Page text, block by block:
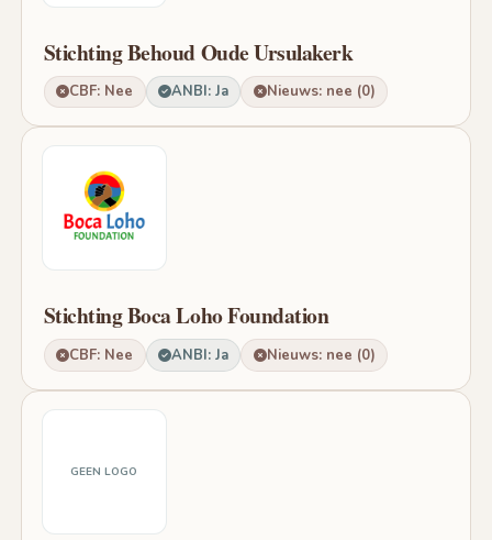
Stichting Behoud Oude Ursulakerk
CBF: Nee ANBI: Ja Nieuws: nee (0)
Stichting Boca Loho Foundation
CBF: Nee ANBI: Ja Nieuws: nee (0)
GEEN LOGO